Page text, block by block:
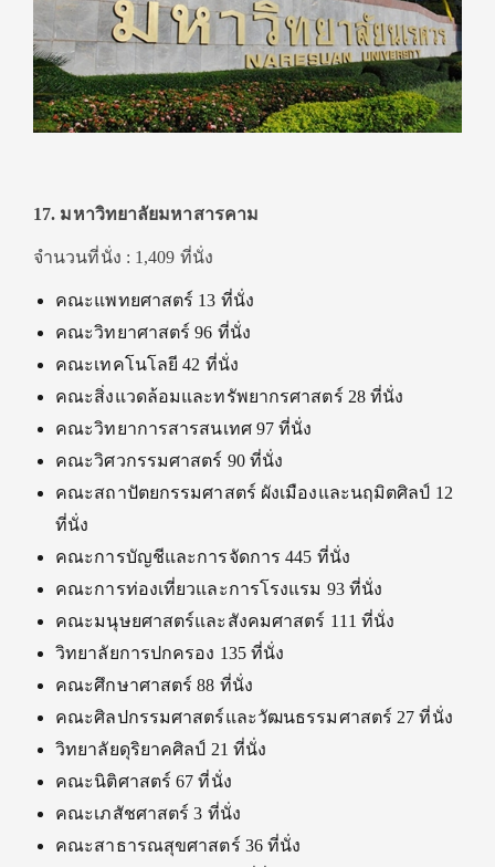
17. มหาวิทยาลัยมหาสารคาม
จำนวนที่นั่ง : 1,409 ที่นั่ง
คณะแพทยศาสตร์ 13 ที่นั่ง
คณะวิทยาศาสตร์ 96 ที่นั่ง
คณะเทคโนโลยี 42 ที่นั่ง
คณะสิ่งแวดล้อมและทรัพยากรศาสตร์ 28 ที่นั่ง
คณะวิทยาการสารสนเทศ 97 ที่นั่ง
คณะวิศวกรรมศาสตร์ 90 ที่นั่ง
คณะสถาปัตยกรรมศาสตร์ ผังเมืองและนฤมิตศิลป์ 12
ที่นั่ง
คณะการบัญชีและการจัดการ 445 ที่นั่ง
คณะการท่องเที่ยวและการโรงแรม 93 ที่นั่ง
คณะมนุษยศาสตร์และสังคมศาสตร์ 111 ที่นั่ง
วิทยาลัยการปกครอง 135 ที่นั่ง
คณะศึกษาศาสตร์ 88 ที่นั่ง
คณะศิลปกรรมศาสตร์และวัฒนธรรมศาสตร์ 27 ที่นั่ง
วิทยาลัยดุริยาคศิลป์ 21 ที่นั่ง
คณะนิติศาสตร์ 67 ที่นั่ง
คณะเภสัชศาสตร์ 3 ที่นั่ง
คณะสาธารณสุขศาสตร์ 36 ที่นั่ง